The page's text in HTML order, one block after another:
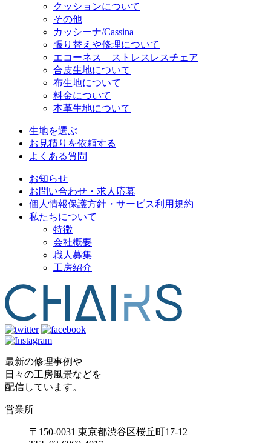
クッションについて
その他
カッシーナ/Cassina
張り替えや修理について
エコーネス ストレスレスチェア
合皮生地について
布生地について
料金について
本革生地について
生地を選ぶ
お見積りを依頼する
よくある質問
お知らせ
お問い合わせ・求人応募
個人情報保護方針・サービス利用規約
私たちについて
特徴
会社概要
職人募集
工房紹介
最新の修理事例や
日々の工房風景などを
配信しています。
営業所
〒150-0031 東京都渋谷区桜丘町17-12